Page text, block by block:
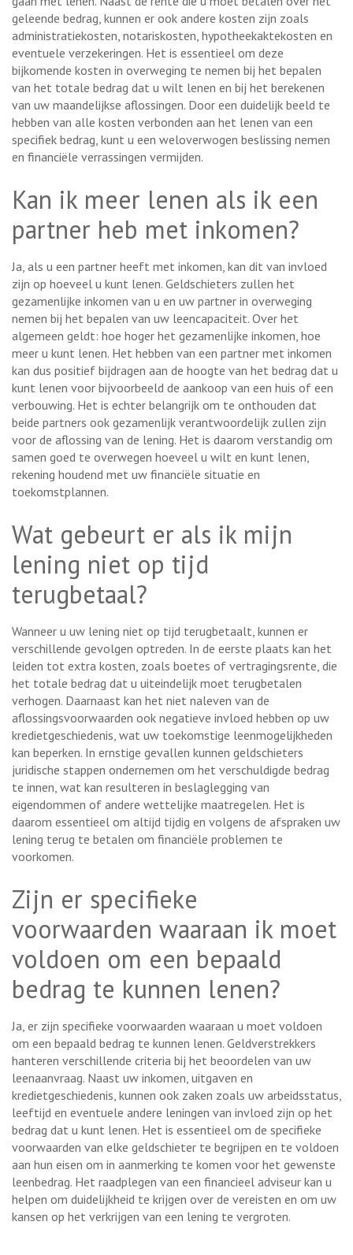
geleende bedrag, kunnen er ook andere kosten zijn zoals
administratiekosten, notariskosten, hypotheekaktekosten en
eventuele verzekeringen. Het is essentieel om deze
bijkomende kosten in overweging te nemen bij het bepalen
van het totale bedrag dat u wilt lenen en bij het berekenen
van uw maandelijkse aflossingen. Door een duidelijk beeld te
hebben van alle kosten verbonden aan het lenen van een
specifiek bedrag, kunt u een weloverwogen beslissing nemen
en financiële verrassingen vermijden.
Kan ik meer lenen als ik een
partner heb met inkomen?
Ja, als u een partner heeft met inkomen, kan dit van invloed
zijn op hoeveel u kunt lenen. Geldschieters zullen het
gezamenlijke inkomen van u en uw partner in overweging
nemen bij het bepalen van uw leencapaciteit. Over het
algemeen geldt: hoe hoger het gezamenlijke inkomen, hoe
meer u kunt lenen. Het hebben van een partner met inkomen
kan dus positief bijdragen aan de hoogte van het bedrag dat u
kunt lenen voor bijvoorbeeld de aankoop van een huis of een
verbouwing. Het is echter belangrijk om te onthouden dat
beide partners ook gezamenlijk verantwoordelijk zullen zijn
voor de aflossing van de lening. Het is daarom verstandig om
samen goed te overwegen hoeveel u wilt en kunt lenen,
rekening houdend met uw financiële situatie en
toekomstplannen.
Wat gebeurt er als ik mijn
lening niet op tijd
terugbetaal?
Wanneer u uw lening niet op tijd terugbetaalt, kunnen er
verschillende gevolgen optreden. In de eerste plaats kan het
leiden tot extra kosten, zoals boetes of vertragingsrente, die
het totale bedrag dat u uiteindelijk moet terugbetalen
verhogen. Daarnaast kan het niet naleven van de
aflossingsvoorwaarden ook negatieve invloed hebben op uw
kredietgeschiedenis, wat uw toekomstige leenmogelijkheden
kan beperken. In ernstige gevallen kunnen geldschieters
juridische stappen ondernemen om het verschuldigde bedrag
te innen, wat kan resulteren in beslaglegging van
eigendommen of andere wettelijke maatregelen. Het is
daarom essentieel om altijd tijdig en volgens de afspraken uw
lening terug te betalen om financiële problemen te
voorkomen.
Zijn er specifieke
voorwaarden waaraan ik moet
voldoen om een bepaald
bedrag te kunnen lenen?
Ja, er zijn specifieke voorwaarden waaraan u moet voldoen
om een bepaald bedrag te kunnen lenen. Geldverstrekkers
hanteren verschillende criteria bij het beoordelen van uw
leenaanvraag. Naast uw inkomen, uitgaven en
kredietgeschiedenis, kunnen ook zaken zoals uw arbeidsstatus,
leeftijd en eventuele andere leningen van invloed zijn op het
bedrag dat u kunt lenen. Het is essentieel om de specifieke
voorwaarden van elke geldschieter te begrijpen en te voldoen
aan hun eisen om in aanmerking te komen voor het gewenste
leenbedrag. Het raadplegen van een financieel adviseur kan u
helpen om duidelijkheid te krijgen over de vereisten en om uw
kansen op het verkrijgen van een lening te vergroten.